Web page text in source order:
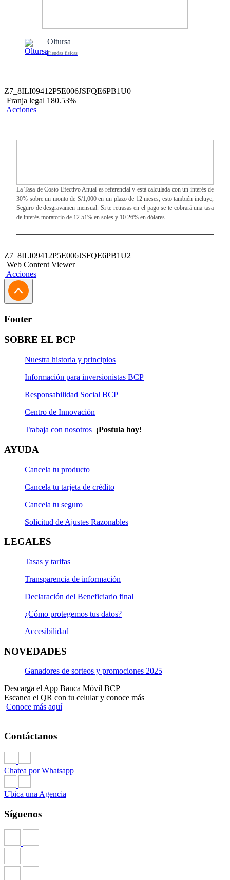
Oltursa
Tiendas físicas
Z7_8ILI09412P5E006JSFQE6PB1U0
Franja legal 180.53%
Acciones
La Tasa de Costo Efectivo Anual es referencial y está calculada con un interés de
30% sobre un monto de S/1,000 en un plazo de 12 meses; esto también incluye,
Seguro de desgravamen mensual. Si te retrasas en el pago se te cobrará una tasa
de interés moratorio de 12.51% en soles y 10.26% en dólares.
Z7_8ILI09412P5E006JSFQE6PB1U2
Web Content Viewer
Acciones
Footer
SOBRE EL BCP
Nuestra historia y principios
Información para inversionistas BCP
Responsabilidad Social BCP
Centro de Innovación
Trabaja con nosotros ¡Postula hoy!
AYUDA
Cancela tu producto
Cancela tu tarjeta de crédito
Cancela tu seguro
Solicitud de Ajustes Razonables
LEGALES
Tasas y tarifas
Transparencia de información
Declaración del Beneficiario final
¿Cómo protegemos tus datos?
Accesibilidad
NOVEDADES
Ganadores de sorteos y promociones 2025
Descarga el App Banca Móvil BCP
Escanea el QR con tu celular y conoce más
Conoce más aquí
Contáctanos
Chatea por Whatsapp
Ubica una Agencia
Síguenos